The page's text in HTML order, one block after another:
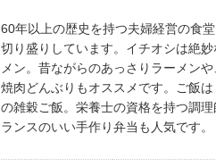
60年以上の歴史を持つ夫婦経営の食
切り盛りしています。イチオシは絶
メン。昔ながらのあっさりラーメン
焼肉どんぶりもオススメです。ご飯は
の雑穀ご飯。栄養士の資格を持つ調
ランスのいい手作り弁当も人気です。